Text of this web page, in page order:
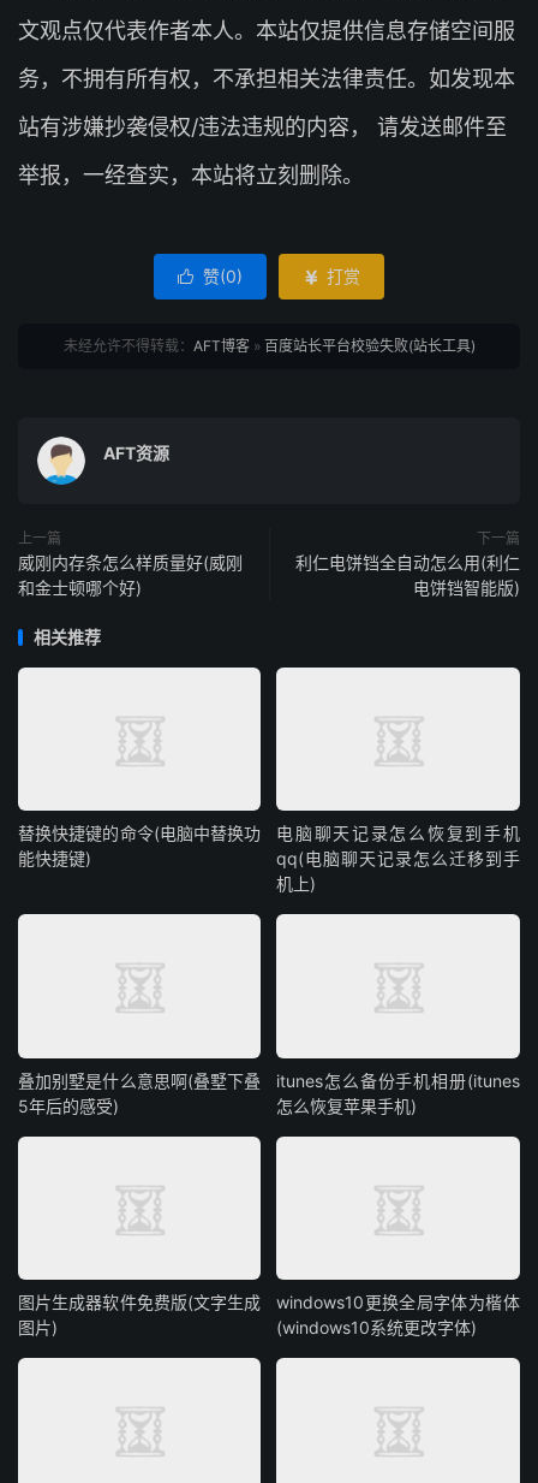
文观点仅代表作者本人。本站仅提供信息存储空间服
务，不拥有所有权，不承担相关法律责任。如发现本
站有涉嫌抄袭侵权/违法违规的内容， 请发送邮件至
举报，一经查实，本站将立刻删除。
 赞(0)  打赏
未经允许不得转载： AFT博客» 百度站长平台校验失败(站长工具)
AFT资源
上一篇
威刚内存条怎么样质量好(威刚
和金士顿哪个好)
下一篇
利仁电饼铛全自动怎么用(利仁
电饼铛智能版)
相关推荐
替换快捷键的命令(电脑中替换功
能快捷键)
电脑聊天记录怎么恢复到手机
qq(电脑聊天记录怎么迁移到手
机上)
叠加别墅是什么意思啊(叠墅下叠
5年后的感受)
itunes怎么备份手机相册(itunes
怎么恢复苹果手机)
图片生成器软件免费版(文字生成
图片)
windows10更换全局字体为楷体
(windows10系统更改字体)